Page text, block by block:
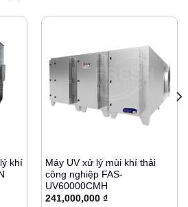
khí
Máy UV xử lý mùi khí thải
công nghiệp FAS-
UV60000CMH
241,000,000 ₫